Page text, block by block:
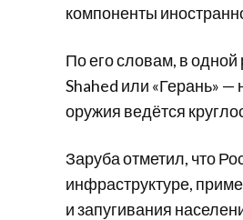
компоненты
По его словам, в
Shahed или «Герань»
оружия ведётся
Заруба отметил, что
инфраструктуре,
и запугивания